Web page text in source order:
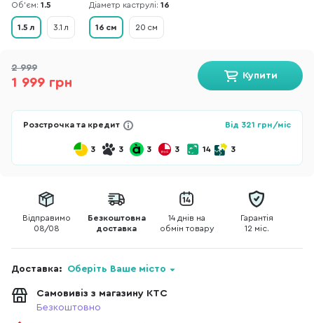
Об'єм: 1.5
1.5 л 3.1 л
Діаметр каструлі: 16
16 см 20 см
2 999
1 999 грн Купити
Розстрочка та кредит Від 321 грн/міс
3 3 3 3 14 3
Відправимо
08/08
Безкоштовна
доставка
14 днів на
обмін товару
Гарантія
12 міс.
Доставка: Оберіть Ваше місто
Самовивіз з магазину КТС
Безкоштовно